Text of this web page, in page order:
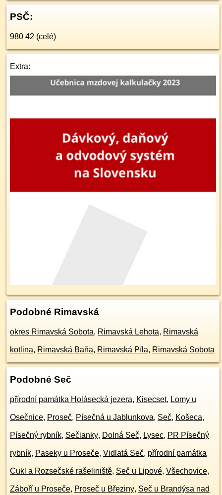
PSČ:
980 42 (celé)
Extra:
Podobné Rimavská
okres Rimavská Sobota, Rimavská Lehota, Rimavská
kotlina, Rimavská Baňa, Rimavská Píla, Rimavská Sobota
Podobné Seč
přírodní památka Holásecká jezera, Kisecset, Lomy u
Osečnice, Proseč, Písečná u Jablunkova, Seč, Košeca,
Písečný rybník, Sečianky, Dolná Seč, Lysec, PR Písečný
rybník, Paseky u Proseče, Vidlatá Seč, přírodní památka
Cukl a Rozsečské rašeliniště, Seč u Lipové, Všechovice,
Záboří u Proseče, Proseč u Březiny, Seč u Brandýsa nad